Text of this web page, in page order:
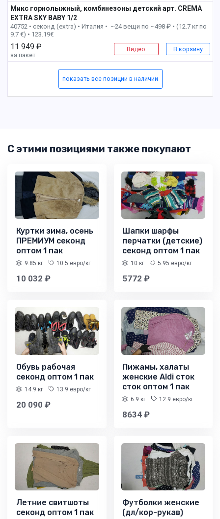
Микс горнолыжный, комбинезоны детский арт. CREMA
EXTRA SKY BABY 1/2
40752 • секонд (extra) • Италия • ~24 вещи по ~498 ₽ • (12.7 кг по
9.7 €) • 123.19€
11 949 ₽
за пакет
Видео В корзину
показать все позиции в наличии
С этими позициями также покупают
Куртки зима, осень
ПРЕМИУМ секонд
оптом 1 пак
9.85 кг 10.5 евро/кг
10 032 ₽
Шапки шарфы
перчатки (детские)
секонд оптом 1 пак
10 кг 5.95 евро/кг
5772 ₽
Обувь рабочая
секонд оптом 1 пак
14.9 кг 13.9 евро/кг
20 090 ₽
Пижамы, халаты
женские Aldi сток
сток оптом 1 пак
6.9 кг 12.9 евро/кг
8634 ₽
Летние свитшоты
секонд оптом 1 пак
Футболки женские
(дл/кор-рукав)